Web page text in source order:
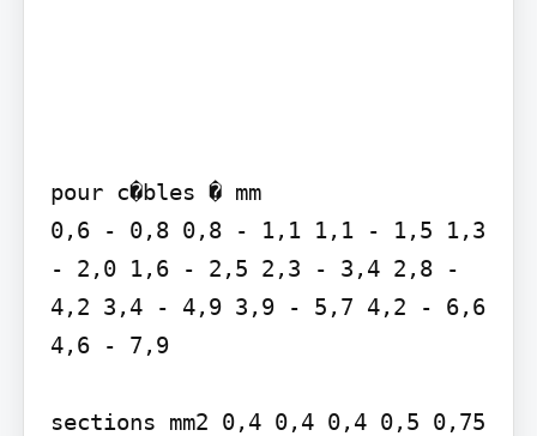
pour c�bles � mm
0,6 - 0,8 0,8 - 1,1 1,1 - 1,5 1,3
- 2,0 1,6 - 2,5 2,3 - 3,4 2,8 -
4,2 3,4 - 4,9 3,9 - 5,7 4,2 - 6,6
4,6 - 7,9
sections mm2 0,4 0,4 0,4 0,5 0,75